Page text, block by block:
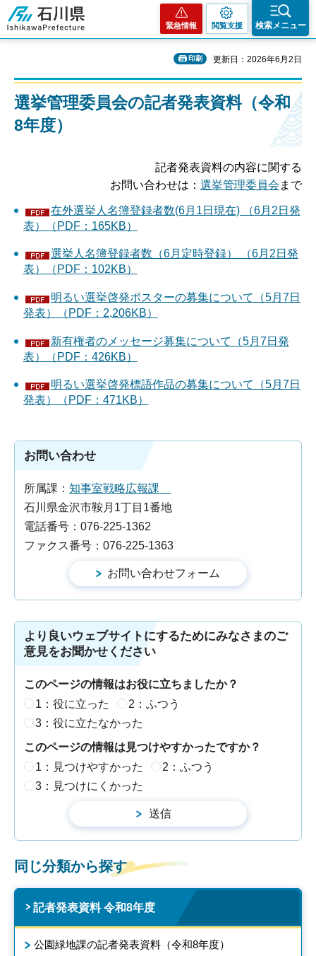
石川県
緊急情報 閲覧支援 検索メニュー
印刷 更新日：2026年6月2日
選挙管理委員会の記者発表資料（令和
8年度）
記者発表資料の内容に関する
お問い合わせは： 選挙管理委員会 まで
在外選挙人名簿登録者数(6月1日現在) （6月2日発
表）（PDF：165KB）
選挙人名簿登録者数（6月定時登録） （6月2日発
表）（PDF：102KB）
明るい選挙啓発ポスターの募集について（5月7日
発表）（PDF：2,206KB）
新有権者のメッセージ募集について（5月7日発
表）（PDF：426KB）
明るい選挙啓発標語作品の募集について（5月7日
発表）（PDF：471KB）
お問い合わせ
所属課： 知事室戦略広報課
石川県金沢市鞍月1丁目1番地
電話番号：076-225-1362
ファクス番号：076-225-1363
より良いウェブサイトにするためにみなさまのご
意見をお聞かせください
このページの情報はお役に立ちましたか？
1：役に立った
2：ふつう
3：役に立たなかった
このページの情報は見つけやすかったですか？
1：見つけやすかった
2：ふつう
3：見つけにくかった
同じ分類から探す
記者発表資料 令和8年度
公園緑地課の記者発表資料（令和8年度）